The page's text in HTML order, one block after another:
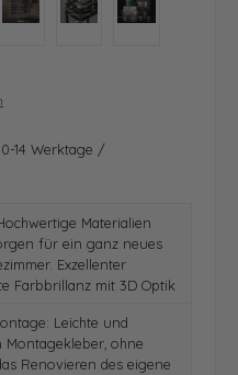
14 Werktage /
Materialien
für ein ganz neues
Exzellenter
Farbbrillanz mit 3D Optik
Leichte und
ohne
Renovieren des eigene